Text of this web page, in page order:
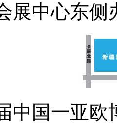
展中心东侧
中国一亚